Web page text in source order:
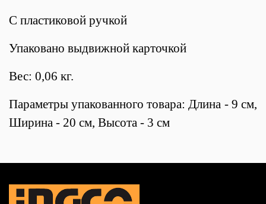
С пластиковой ручкой
Упаковано выдвижной карточкой
Вес: 0,06 кг.
Параметры упакованного товара: Длина - 9 см,
Ширина - 20 см, Высота - 3 см